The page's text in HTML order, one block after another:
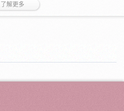
了解更多